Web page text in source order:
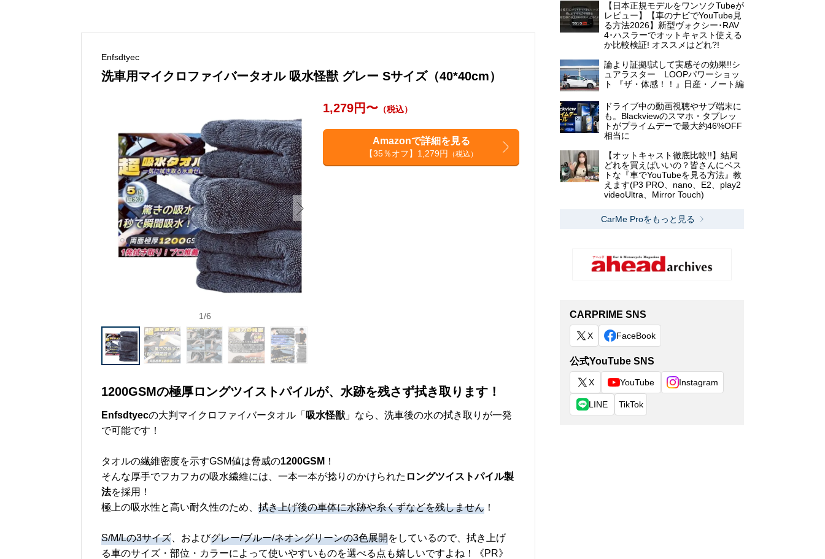
Enfsdtyec
洗車用マイクロファイバータオル 吸水怪獣 グレー Sサイズ（40*40cm）
1/6
1,279円〜 （税込）
Amazonで詳細を見る
【35％オフ】1,279円 （税込）
1200GSMの極厚ロングツイストパイルが、水跡を残さず拭き取ります！
Enfsdtyecの大判マイクロファイバータオル「 吸水怪獣 」なら、洗車後の水の拭き取りが一発
で可能です！
タオルの繊維密度を示すGSM値は脅威の1200GSM ！
そんな厚手でフカフカの吸水繊維には、一本一本が捻りのかけられた ロングツイストパイル製
法を採用！
極上の吸水性と高い耐久性のため、 拭き上げ後の車体に水跡や糸くずなどを残しません ！
S/M/Lの3サイズ 、およびグレー/ブルー/ネオングリーンの3色展開をしているので、拭き上げ
る車のサイズ・部位・カラーによって使いやすいものを選べる点も嬉しいですよね！《PR》
【日本正規モデルをワンソクTubeが
レビュー】【車のナビでYouTube見
る方法2026】新型ヴォクシー･RAV
4･ハスラーでオットキャスト使える
か比較検証! オススメはどれ?!
論より証拠!試して実感その効果!!シ
ュアラスター LOOPパワーショッ
ト 『ザ・体感！！』日産・ノート編
ドライブ中の動画視聴やサブ端末に
も。Blackviewのスマホ・タブレッ
トがプライムデーで最大約46%OFF
相当に
【オットキャスト徹底比較!!】結局
どれを買えばいいの？皆さんにベス
トな『車でYouTubeを見る方法』教
えます(P3 PRO、nano、E2、play2
videoUltra、Mirror Touch)
CarMe Proをもっと見る
CARPRIME SNS
X FaceBook
公式YouTube SNS
X YouTube Instagram
LINE TikTok